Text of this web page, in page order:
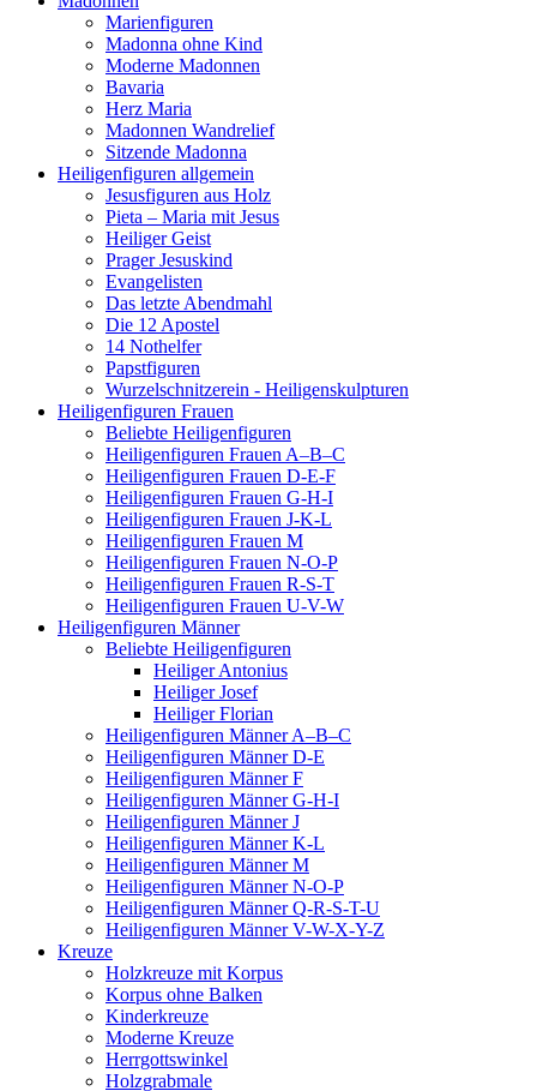
Marienfiguren
Madonna ohne Kind
Moderne Madonnen
Bavaria
Herz Maria
Madonnen Wandrelief
Sitzende Madonna
Heiligenfiguren allgemein
Jesusfiguren aus Holz
Pieta – Maria mit Jesus
Heiliger Geist
Prager Jesuskind
Evangelisten
Das letzte Abendmahl
Die 12 Apostel
14 Nothelfer
Papstfiguren
Wurzelschnitzerein - Heiligenskulpturen
Heiligenfiguren Frauen
Beliebte Heiligenfiguren
Heiligenfiguren Frauen A–B–C
Heiligenfiguren Frauen D-E-F
Heiligenfiguren Frauen G-H-I
Heiligenfiguren Frauen J-K-L
Heiligenfiguren Frauen M
Heiligenfiguren Frauen N-O-P
Heiligenfiguren Frauen R-S-T
Heiligenfiguren Frauen U-V-W
Heiligenfiguren Männer
Beliebte Heiligenfiguren
Heiliger Antonius
Heiliger Josef
Heiliger Florian
Heiligenfiguren Männer A–B–C
Heiligenfiguren Männer D-E
Heiligenfiguren Männer F
Heiligenfiguren Männer G-H-I
Heiligenfiguren Männer J
Heiligenfiguren Männer K-L
Heiligenfiguren Männer M
Heiligenfiguren Männer N-O-P
Heiligenfiguren Männer Q-R-S-T-U
Heiligenfiguren Männer V-W-X-Y-Z
Kreuze
Holzkreuze mit Korpus
Korpus ohne Balken
Kinderkreuze
Moderne Kreuze
Herrgottswinkel
Holzgrabmale